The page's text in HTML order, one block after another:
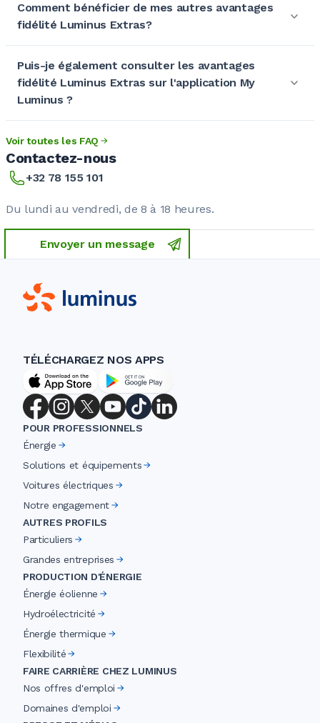
Comment bénéficier de mes autres avantages
fidélité Luminus Extras?
Puis-je également consulter les avantages
fidélité Luminus Extras sur l'application My
Luminus ?
Voir toutes les FAQ
Contactez-nous
+32 78 155 101
Du lundi au vendredi, de 8 à 18 heures.
Envoyer un message
TÉLÉCHARGEZ NOS APPS
POUR PROFESSIONNELS
Énergie
Solutions et équipements
Voitures électriques
Notre engagement
AUTRES PROFILS
Particuliers
Grandes entreprises
PRODUCTION D'ÉNERGIE
Énergie éolienne
Hydroélectricité
Énergie thermique
Flexibilité
FAIRE CARRIÈRE CHEZ LUMINUS
Nos offres d'emploi
Domaines d'emploi